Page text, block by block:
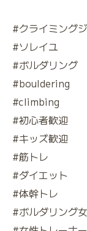
#クライミング
#ソレイユ
#ボルダリング
#bouldering
#climbing
#初心者歓迎
#キッズ歓迎
#筋トレ
#ダイエット
#体幹トレ
#ボルダリング